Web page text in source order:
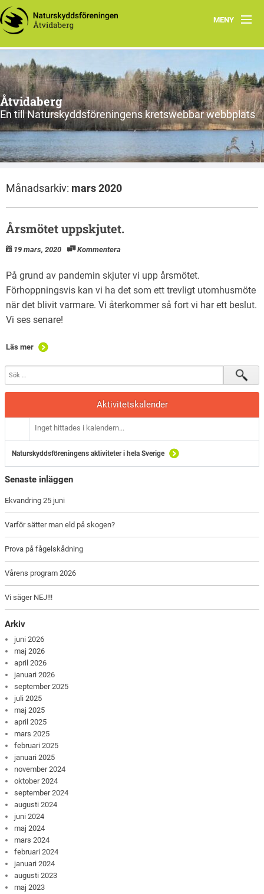
MENY
Hem
Föreningens lokala arbete
Åtvidaberg
En till Naturskyddsföreningens kretswebbar webbplats
Månadsarkiv: mars 2020
Årsmötet uppskjutet.
19 mars, 2020 Kommentera
På grund av pandemin skjuter vi upp årsmötet.
Förhoppningsvis kan vi ha det som ett trevligt utomhusmöte
när det blivit varmare. Vi återkommer så fort vi har ett beslut.
Vi ses senare!
Läs mer
Aktivitetskalender
Inget hittades i kalendern...
Naturskyddsföreningens aktiviteter i hela Sverige
Senaste inläggen
Ekvandring 25 juni
Varför sätter man eld på skogen?
Prova på fågelskådning
Vårens program 2026
Vi säger NEJ!!!
Arkiv
juni 2026
maj 2026
april 2026
januari 2026
september 2025
juli 2025
maj 2025
april 2025
mars 2025
februari 2025
januari 2025
november 2024
oktober 2024
september 2024
augusti 2024
juni 2024
maj 2024
mars 2024
februari 2024
januari 2024
augusti 2023
maj 2023